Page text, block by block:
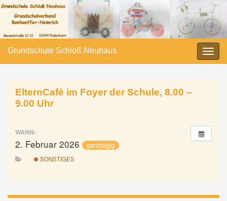
Grundschule Schloß Neuhaus
ElternCafè im Foyer der Schule, 8.00 –
9.00 Uhr
WANN:
2. Februar 2026 ganztägig
SONSTIGES